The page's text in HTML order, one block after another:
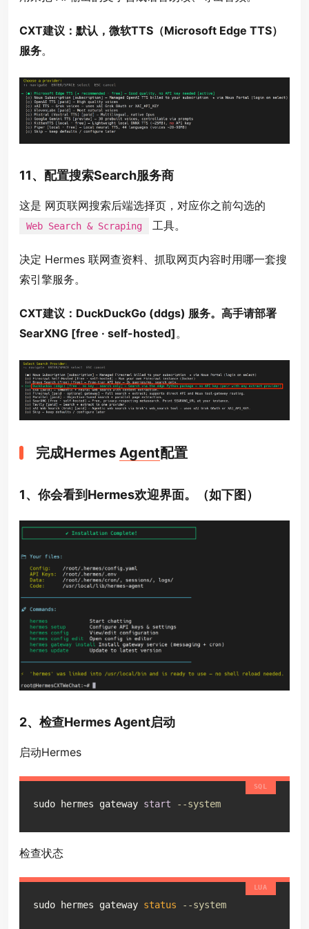
CXT建议：默认，微软TTS（Microsoft Edge TTS）
服务。
11、配置搜索Search服务商
这是 网页联网搜索后端选择页，对应你之前勾选的
Web Search & Scraping 工具。
决定 Hermes 联网查资料、抓取网页内容时用哪一套搜
索引擎服务。
CXT建议：DuckDuckGo (ddgs) 服务。高手请部署
SearXNG [free · self-hosted] 。
完成Hermes Agent配置
1、你会看到Hermes欢迎界面。（如下图）
2、检查Hermes Agent启动
启动Hermes
sudo hermes gateway start --system
检查状态
sudo hermes gateway status --system